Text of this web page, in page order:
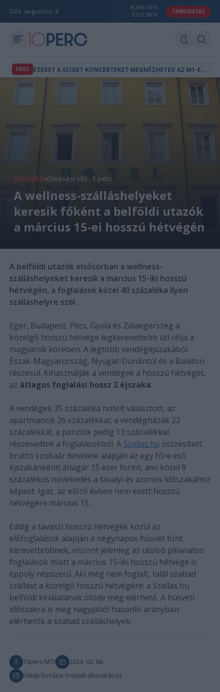
2026. Augusztus 8.
364.50 Ft
315.99 Ft
TÁMOGATÁS
FRISS E
ZEKET A SZIGET KONCERTEKET MEGNÉZHETED AZ M1-EN IS
BELFÖLD Olvasási idő: 1 perc
A wellness-szálláshelyeket
keresik főként a belföldi utazók
a március 15-ei hosszú hétvégén
A belföldi utazók elsősorban a wellness-
szálláshelyeket keresik a március 15-iki hosszú
hétvégén, a foglalások közel 40 százaléka ilyen
szálláshelyre szól.
Eger, Budapest, Pécs, Gyula és Zalaegerszeg a
közelgő hosszú hétvége legkeresettebb úti célja a
magyarok körében. A legtöbb vendégéjszakából
Észak-Magyarország, Nyugat-Dunántúl és a Balaton
részesül. Kihasználják a vendégek a hosszú hétvégét,
az átlagos foglalási hossz 2 éjszaka.
A vendégek 35 százaléka hotelt választott, az
apartmanok 26 százalékkal, a vendégházak 22
százalékkal, a panziók pedig 13 százalékkal
részesedtek a foglalásokból. A Szallas.hu összesített
bruttó szobaár bevétele alapján az egy főre eső
éjszakánkénti átlagár 15 ezer forint, ami közel 9
százalékos növekedés a tavalyi év azonos időszakához
képest. Igaz, az előző évben nem esett hosszú
hétvégére március 15.
Eddig a tavaszi hosszú hétvégék közül az
előfoglalások alapján a négynapos húsvét tűnt
keresettebbnek, viszont jelenleg az utolsó pillanatos
foglalások miatt a március 15-iki hosszú hétvége is
éppoly népszerű. Aki még nem foglalt, talál szabad
szállást a közelgő hosszú hétvégére: a Szallas.hu
belföldi kínálatának ötöde még elérhető. A húsvéti
időszakra is még nagyjából hasonló arányban
elérhetők a szabad szálláshelyek.
10perc/MTI
2024. 03. 06.
Főkép forrása: Freepik (Illusztráció)